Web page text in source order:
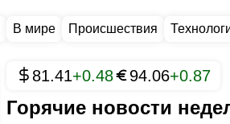
В мире Происшествия
81.41+0.48 94.06+0.87
Горячие новости